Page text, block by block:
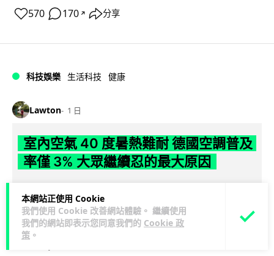
本網站正使用 Cookie
我們使用 Cookie 改善網站體驗。 繼續使用
我們的網站即表示您同意我們的 Cookie 政
策 。
570 170 ↗ 分享
科技娛樂 生活科技 健康
Lawton 1 日
室內空氣 40 度暑熱難耐 德國空調普及
率僅 3% 大眾繼續忍的最大原因
全年因高溫死亡人數已升至約 9,800 人。德國及鄰國法國長期
抗拒安裝空調背後... 閱讀全文
136